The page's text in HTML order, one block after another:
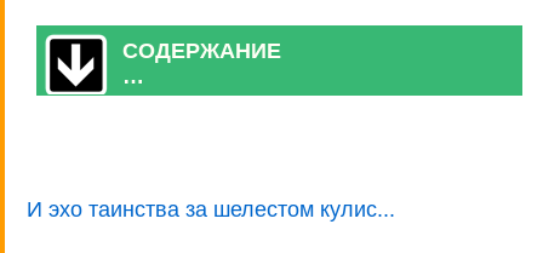
СОДЕРЖАНИЕ
…
И эхо таинства за шелестом кулис...